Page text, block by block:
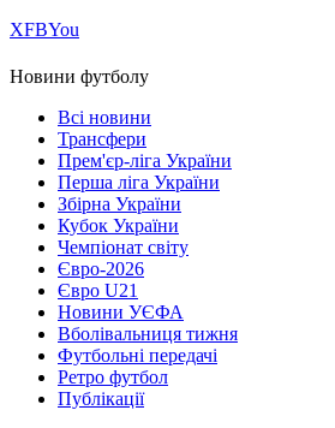
ХFBYou
Новини футболу
Всі новини
Трансфери
Прем'єр-ліга України
Перша ліга України
Збірна України
Кубок України
Чемпіонат світу
Євро-2026
Євро U21
Новини УЄФА
Вболівальниця тижня
Футбольні передачі
Ретро футбол
Публікації